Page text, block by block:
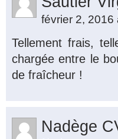
février 2, 2016
Tellement frais,
chargée entre le
de fraîcheur !
Nadège